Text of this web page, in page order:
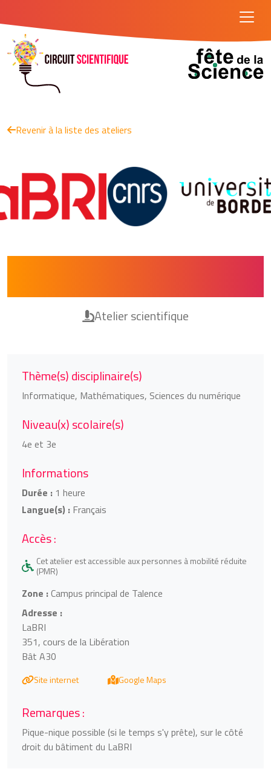
Revenir à la liste des ateliers
Atelier scientifique
Thème(s) disciplinaire(s)
Informatique, Mathématiques, Sciences du numérique
Niveau(x) scolaire(s)
4e et 3e
Informations
Durée : 1 heure
Langue(s) : Français
Accès :
Cet atelier est accessible aux personnes à mobilité réduite
(PMR)
Zone :Campus principal de Talence
Adresse :
LaBRI
351, cours de la Libération
Bât A30
Site internet Google Maps
Remarques :
Pique-nique possible (si le temps s'y prête), sur le côté
droit du bâtiment du LaBRI